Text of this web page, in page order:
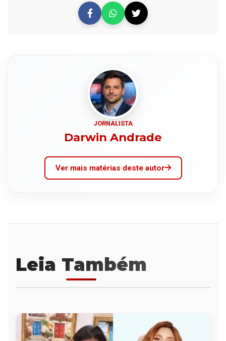
JORNALISTA
Darwin Andrade
Ver mais matérias deste autor
Leia Também